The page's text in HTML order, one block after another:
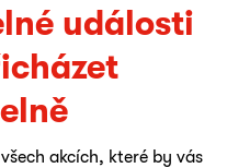
události
akcích, které by vás